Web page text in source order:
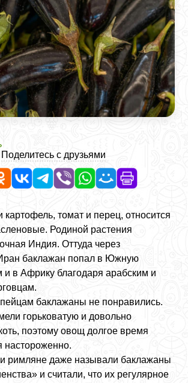
Поделитесь с друзьями
картофель, томат и перец, относится
Родиной растения
Индия. Оттуда через
баклажан попал в Южную
и в Африку благодаря арабским и
баклажаны не понравились.
горьковатую и довольно
поэтому овощ долгое время
настороженно.
римляне даже называли баклажаны
и считали, что их регулярное